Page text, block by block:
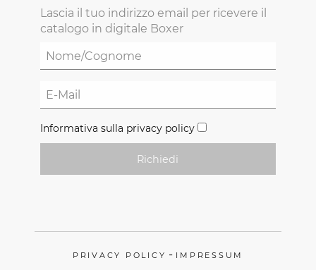
Lascia il tuo indirizzo email per ricevere il
catalogo in digitale Boxer
Informativa sulla privacy policy
Richiedi
PRIVACY POLICY - IMPRESSUM